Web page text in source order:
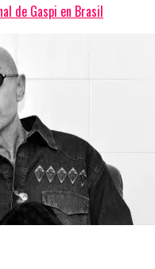
de Gaspi en Brasil